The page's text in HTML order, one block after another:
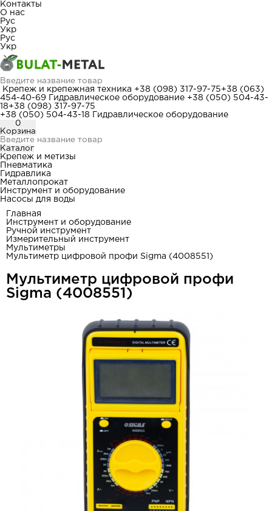
Контакты
О нас
Рус
Укр
Рус
Укр
Крепеж и крепежная техника +38 (098) 317-97-75+38 (063)
454-40-69
Гидравлическое оборудование +38 (050) 504-43-
18+38 (098) 317-97-75
+38 (050) 504-43-18
Гидравлическое оборудование
0
Корзина
Каталог
Крепеж и метизы
Пневматика
Гидравлика
Металлопрокат
Инструмент и оборудование
Насосы для воды
Главная
Инструмент и оборудование
Ручной инструмент
Измерительный инструмент
Мультиметры
Мультиметр цифровой профи Sigma (4008551)
Мультиметр цифровой профи
Sigma (4008551)